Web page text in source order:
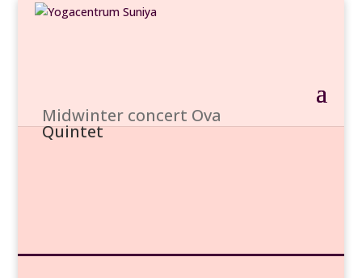
Midwinter concert Ova
Quintet